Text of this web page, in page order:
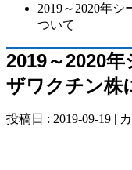
2019～2020年
ついて
2019～2020
ザワクチン株
投稿日 : 2019-09-19 |